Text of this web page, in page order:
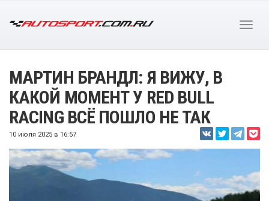
МАРТИН БРАНДЛ: Я ВИЖУ, В
КАКОЙ МОМЕНТ У RED BULL
RACING ВСЁ ПОШЛО НЕ ТАК
10 июля 2025 в 16:57